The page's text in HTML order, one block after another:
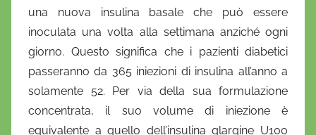
o
una nuova insulina basale che può essere
inoculata una volta alla settimana anziché ogni
giorno. Questo significa che i pazienti diabetici
passeranno da 365 iniezioni di insulina all’anno a
solamente 52. Per via della sua formulazione
concentrata, il suo volume di iniezione è
equivalente a quello dell’insulina glargine U100